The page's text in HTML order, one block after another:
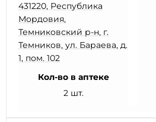
431220, Республика
Мордовия,
Темниковский р-н, г.
Темников, ул. Бараева, д.
1, пом. 102
Кол-во в аптеке
2 шт.